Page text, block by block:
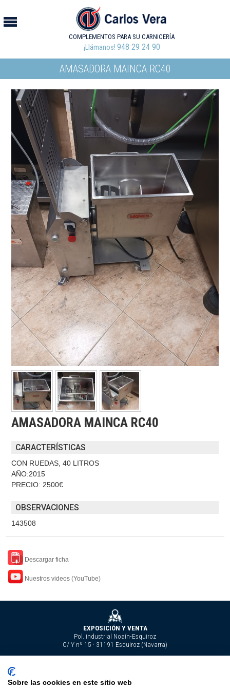
COMPLEMENTOS PARA SU CARNICERÍA
¡Llámanos! 948 29 24 90
AMASADORA MAINCA RC40
AMASADORA MAINCA RC40
CARACTERÍSTICAS
CON RUEDAS, 40 LITROS
AÑO:2015
PRECIO: 2500€
OBSERVACIONES
143508
Descargar ficha
Nuestros videos (YouTube)
EXPOSICIÓN Y VENTA
Pol. industrial Noaín-Esquiroz
C/ Y nº 15 · 31191 Esquiroz (Navarra)
Tel. 948 29 24 90
carlos@carlosverasl.com
Sobre las cookies en este sitio web